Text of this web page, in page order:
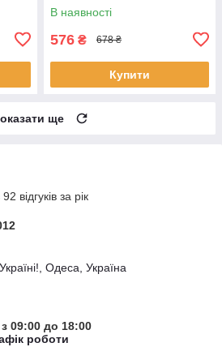
В наявності
576 ₴ 678 ₴
Купити
ще
відгуків за рік
Одеса, Україна
09:00 до 18:00
роботи